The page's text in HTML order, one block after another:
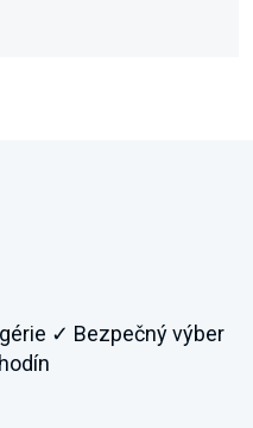
✓ Bezpečný výber